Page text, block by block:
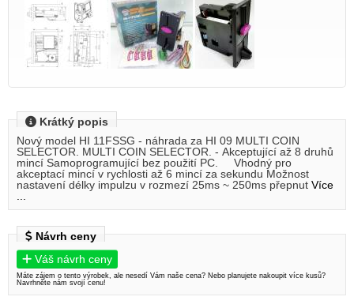
Krátký popis
Nový model HI 11FSSG - náhrada za HI 09 MULTI COIN
SELECTOR. MULTI COIN SELECTOR. - Akceptující až 8 druhů
mincí Samoprogramující bez použití PC. Vhodný pro
akceptací mincí v rychlosti až 6 mincí za sekundu Možnost
nastavení délky impulzu v rozmezí 25ms ~ 250ms přepnut Více
Návrh ceny
Váš návrh ceny
Máte zájem o tento výrobek, ale nesedí Vám naše cena? Nebo planujete nakoupit více kusů?
Navrhněte nám svojí cenu!